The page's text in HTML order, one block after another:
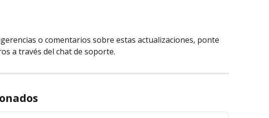
o comentarios sobre estas actualizaciones, ponte
a través del chat de soporte.